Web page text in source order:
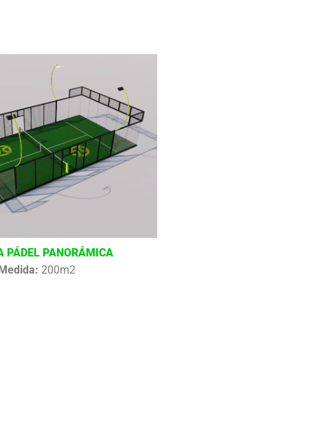
PÁDEL PANORÁMICA
200m2